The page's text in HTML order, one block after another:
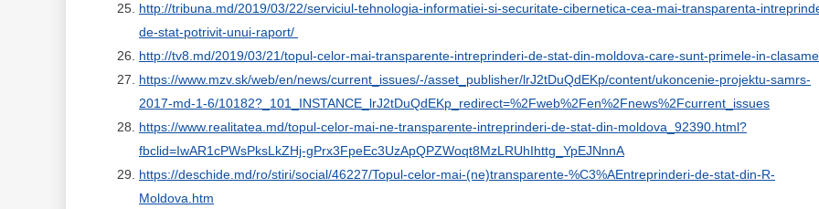
http://tribuna.md/2019/03/22/serviciul-tehnologia-informatiei-si-securitate-cibernetica-cea-mai-transparenta-
de-stat-potrivit-unui-raport/
http://tv8.md/2019/03/21/topul-celor-mai-transparente-intreprinderi-de-stat-din-moldova-care-sunt-primele-in-
https://www.mzv.sk/web/en/news/current_issues/-/asset_publisher/lrJ2tDuQdEKp/content/ukoncenie-projektu-samrs-
2017-md-1-6/10182?_101_INSTANCE_lrJ2tDuQdEKp_redirect=%2Fweb%2Fen%2Fnews%2Fcurrent_issues
https://www.realitatea.md/topul-celor-mai-ne-transparente-intreprinderi-de-stat-din-moldova_92390.html?
fbclid=IwAR1cPWsPksLkZHj-gPrx3FpeEc3UzApQPZWoqt8MzLRUhIhttg_YpEJNnnA
https://deschide.md/ro/stiri/social/46227/Topul-celor-mai-(ne)transparente-%C3%AEntreprinderi-de-stat-din-R-
Moldova.htm